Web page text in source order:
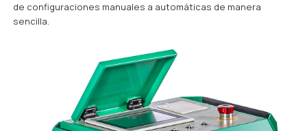
de configuraciones manuales a automáticas de manera
sencilla.